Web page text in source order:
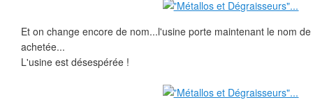
Et on change encore de nom...l'usine porte maintenant le nom
achetée...
L'usine est désespérée !